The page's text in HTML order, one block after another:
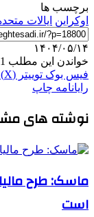
برچسب ها
اوکراین ایالات
۱۴۰۴/۰۵/۱۴
خواندن این مطلب 1 دقیقه زمان میبرد
فیس بوک توییتر (X)
رایانامه چاپ
نوشته های
ماسک: طرح
است